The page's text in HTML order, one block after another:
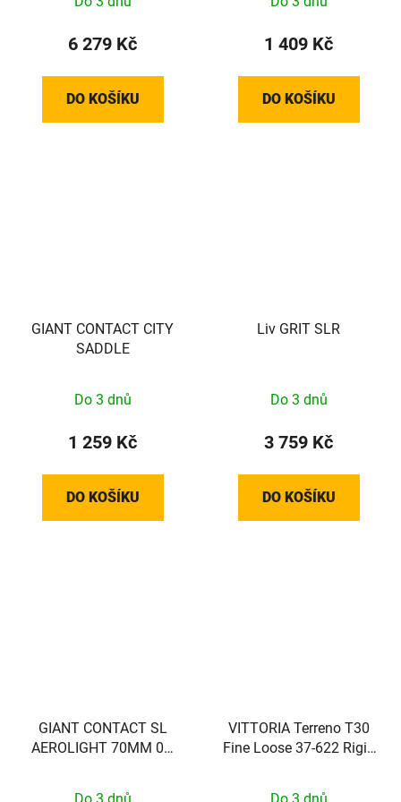
6 279 Kč
DO KOŠÍKU
1 409 Kč
DO KOŠÍKU
GIANT CONTACT CITY
SADDLE
Do 3 dnů
1 259 Kč
DO KOŠÍKU
Liv GRIT SLR
Do 3 dnů
3 759 Kč
DO KOŠÍKU
GIANT CONTACT SL
AEROLIGHT 70MM 0D
VITTORIA Terreno T30
Fine Loose 37-622 Rigid